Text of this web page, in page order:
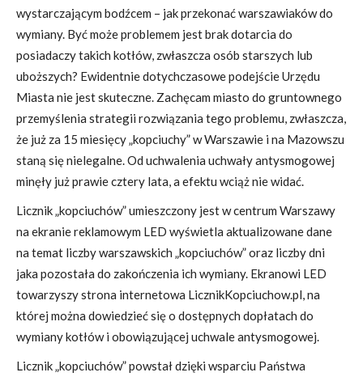
wystarczającym bodźcem – jak przekonać warszawiaków do
wymiany. Być może problemem jest brak dotarcia do
posiadaczy takich kotłów, zwłaszcza osób starszych lub
uboższych? Ewidentnie dotychczasowe podejście Urzędu
Miasta nie jest skuteczne. Zachęcam miasto do gruntownego
przemyślenia strategii rozwiązania tego problemu, zwłaszcza,
że już za 15 miesięcy „kopciuchy” w Warszawie i na Mazowszu
staną się nielegalne. Od uchwalenia uchwały antysmogowej
minęły już prawie cztery lata, a efektu wciąż nie widać.
Licznik „kopciuchów” umieszczony jest w centrum Warszawy
na ekranie reklamowym LED wyświetla aktualizowane dane
na temat liczby warszawskich „kopciuchów” oraz liczby dni
jaka pozostała do zakończenia ich wymiany. Ekranowi LED
towarzyszy strona internetowa LicznikKopciuchow.pl, na
której można dowiedzieć się o dostępnych dopłatach do
wymiany kotłów i obowiązującej uchwale antysmogowej.
Licznik „kopciuchów” powstał dzięki wsparciu Państwa